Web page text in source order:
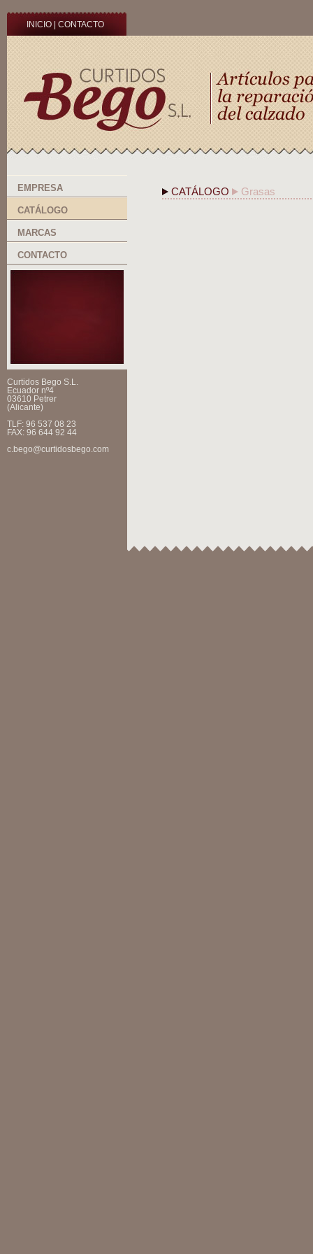
INICIO CONTACTO
EMPRESA
CATÁLOGO
MARCAS
CONTACTO
Curtidos Bego S.L.
Ecuador nº4
03610 Petrer
(Alicante)
TLF: 96 537 08 23
FAX: 96 644 92 44
c.bego@curtidosbego.com
CATÁLOGO Grasas